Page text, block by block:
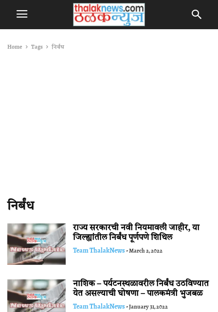
Home Tags निर्बंध
निर्बंध
राज्य सरकारची नवी नियमावली जाहीर, या
जिल्ह्यांतील निर्बंध पूर्णपणे शिथिल
Team ThalakNews-March 2, 2022
नाशिक – पर्यटनस्थळावरील निर्बंध उठविण्यात
येत असल्याची घोषणा – पालकमंत्री भुजबळ
Team ThalakNews-January 31, 2022